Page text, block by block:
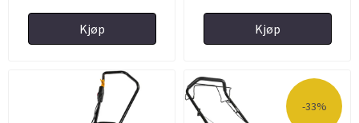
Kjøp Kjøp
-33%